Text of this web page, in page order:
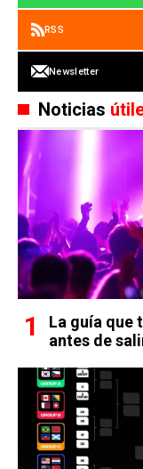
RSS
Newsletter
Noticias
La guía que
antes de